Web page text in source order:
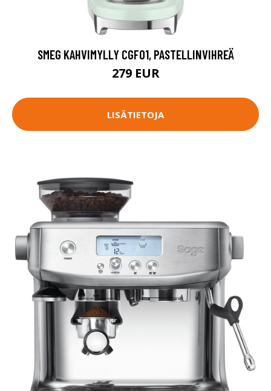
SMEG KAHVIMYLLY CGF01, PASTELLINVIHREÄ
279 EUR
LISÄTIETOJA